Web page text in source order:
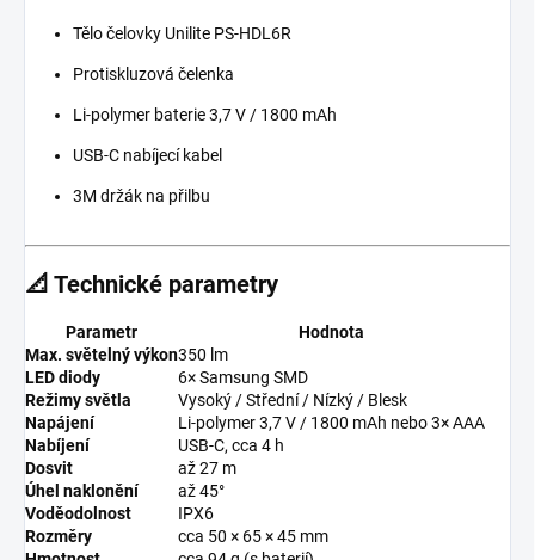
Tělo čelovky Unilite PS-HDL6R
Protiskluzová čelenka
Li-polymer baterie 3,7 V / 1800 mAh
USB-C nabíjecí kabel
3M držák na přilbu
📐 Technické parametry
Parametr
Hodnota
Max. světelný výkon350 lm
LED diody
6× Samsung SMD
Režimy světla
Vysoký / Střední / Nízký / Blesk
Napájení
Li-polymer 3,7 V / 1800 mAh nebo 3× AAA
Nabíjení
USB-C, cca 4 h
Dosvit
až 27 m
Úhel naklonění
až 45°
Voděodolnost
IPX6
Rozměry
cca 50 × 65 × 45 mm